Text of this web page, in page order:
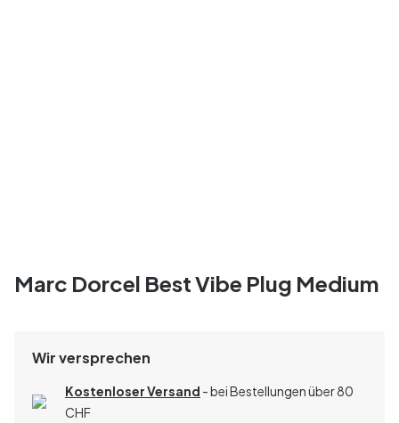
Marc Dorcel Best Vibe Plug Medium
Wir versprechen
Kostenloser Versand - bei Bestellungen über 80
CHF